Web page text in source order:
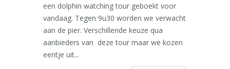
een dolphin watching tour geboekt voor
vandaag. Tegen 9u30 worden we verwacht
aan de pier. Verschillende keuze qua
aanbieders van deze tour maar we kozen
eentje uit...